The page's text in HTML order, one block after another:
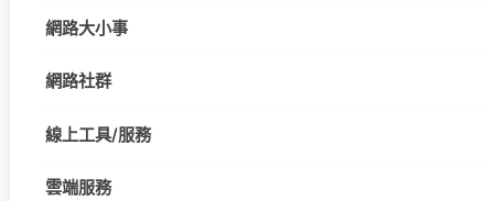
網路大小事
網路社群
線上工具/服務
雲端服務